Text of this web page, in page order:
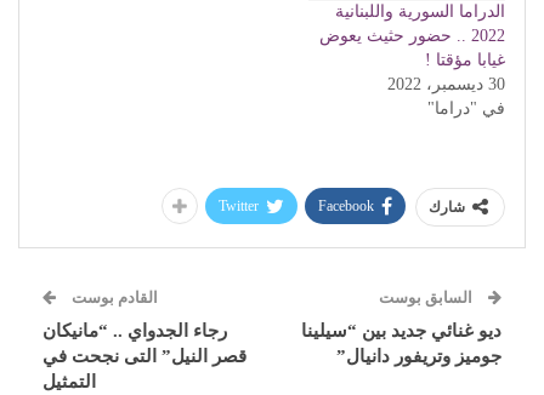
الدراما السورية واللبنانية
2022 .. حضور حثيث يعوض
غيابا مؤقتا !
30 ديسمبر، 2022
في "دراما"
شارك Facebook
Twitter
السابق بوست
ديو غنائي جديد بين “سيلينا
جوميز وتريفور دانيال”
القادم بوست
رجاء الجدواي .. “مانيكان
قصر النيل” التى نجحت في
التمثيل